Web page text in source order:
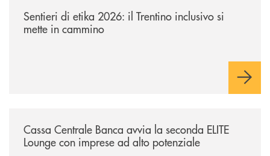
Sentieri di etika 2026: il Trentino inclusivo si
mette in cammino
Cassa Centrale Banca avvia la seconda ELITE
Lounge con imprese ad alto potenziale